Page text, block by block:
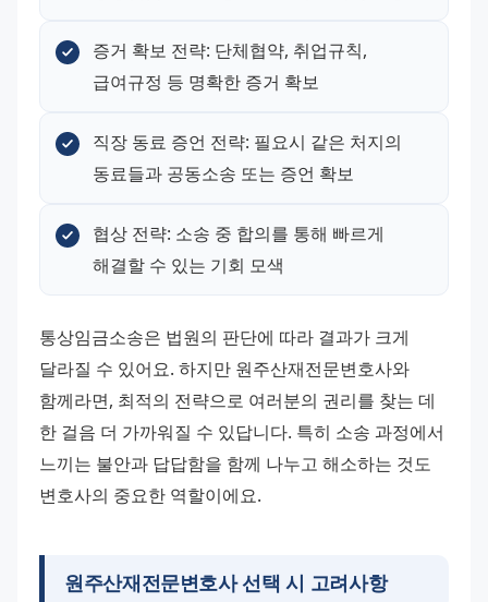
증거 확보 전략: 단체협약, 취업규칙,
급여규정 등 명확한 증거 확보
직장 동료 증언 전략: 필요시 같은 처지의
동료들과 공동소송 또는 증언 확보
협상 전략: 소송 중 합의를 통해 빠르게
해결할 수 있는 기회 모색
통상임금소송은 법원의 판단에 따라 결과가 크게
달라질 수 있어요. 하지만 원주산재전문변호사와
함께라면, 최적의 전략으로 여러분의 권리를 찾는 데
한 걸음 더 가까워질 수 있답니다. 특히 소송 과정에서
느끼는 불안과 답답함을 함께 나누고 해소하는 것도
변호사의 중요한 역할이에요.
원주산재전문변호사 선택 시 고려사항